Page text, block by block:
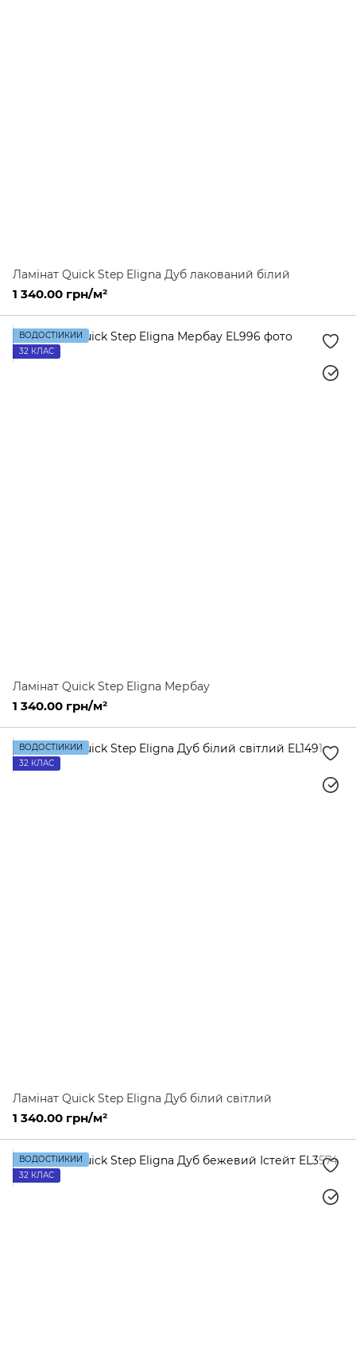
Ламінат Quick Step Eligna Дуб лакований білий
1 340.00 грн/м²
ВОДОСТІЙКИЙ
32 КЛАС
Ламінат Quick Step Eligna Мербау
1 340.00 грн/м²
ВОДОСТІЙКИЙ
32 КЛАС
Ламінат Quick Step Eligna Дуб білий світлий
1 340.00 грн/м²
ВОДОСТІЙКИЙ
32 КЛАС